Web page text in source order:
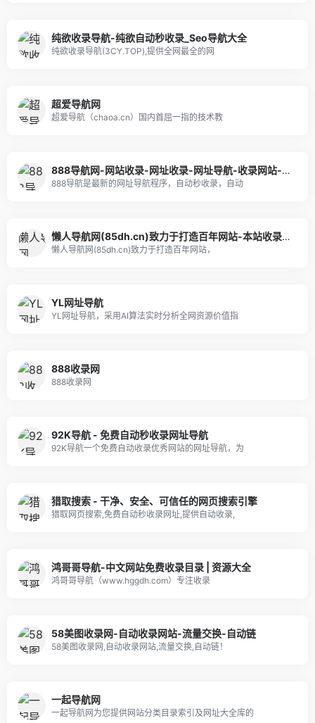
纯欲收录导航-纯欲自动秒收录_Seo导航大全
纯欲收录导航(3CY.TOP),提供全网最全的网
超爱导航网
超爱导航（chaoa.cn）国内首屈一指的技术教
888导航网-网站收录-网址收录-网址导航-收录网站-自助广告系统
888导航是最新的网址导航程序，自动秒收录，自动
懒人导航网(85dh.cn)致力于打造百年网站-本站收录全网资源及各种网站
懒人导航网(85dh.cn)致力于打造百年网站，
YL网址导航
YL网址导航，采用AI算法实时分析全网资源价值指
888收录网
888收录网
92K导航 - 免费自动秒收录网址导航
92K导航一个免费自动收录优秀网站的网址导航，为
猎取搜索 - 干净、安全、可信任的网页搜索引擎
猎取网页搜索,免费自动秒收录网址,提供自动收录,
鸿哥哥导航-中文网站免费收录目录 | 资源大全
鸿哥哥导航（www.hggdh.com）专注收录
58美图收录网-自动收录网站-流量交换-自动链
58美图收录网,自动收录网站,流量交换,自动链！
一起导航网
一起导航网为您提供网站分类目录索引及网址大全库的